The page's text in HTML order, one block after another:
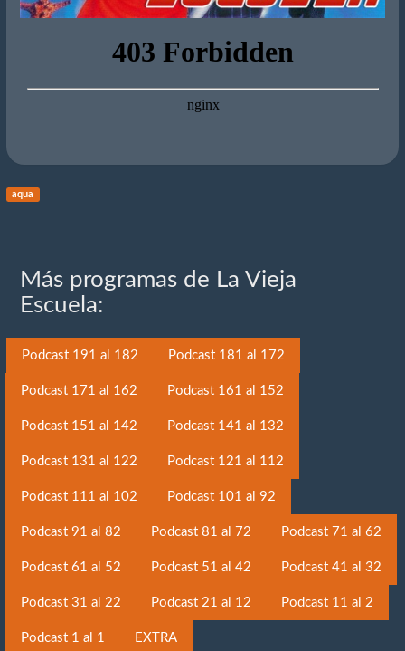
aqua
Más programas de La Vieja
Escuela:
Podcast 191 al 182 Podcast 181 al 172
Podcast 171 al 162 Podcast 161 al 152
Podcast 151 al 142 Podcast 141 al 132
Podcast 131 al 122 Podcast 121 al 112
Podcast 111 al 102 Podcast 101 al 92
Podcast 91 al 82 Podcast 81 al 72 Podcast 71 al 62
Podcast 61 al 52 Podcast 51 al 42 Podcast 41 al 32
Podcast 31 al 22 Podcast 21 al 12 Podcast 11 al 2
Podcast 1 al 1 EXTRA